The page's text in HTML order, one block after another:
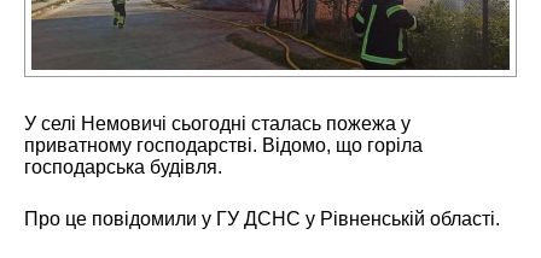
У селі Немовичі сьогодні сталась пожежа у
приватному господарстві. Відомо, що горіла
господарська будівля.
Про це повідомили у ГУ ДСНС у Рівненській області.